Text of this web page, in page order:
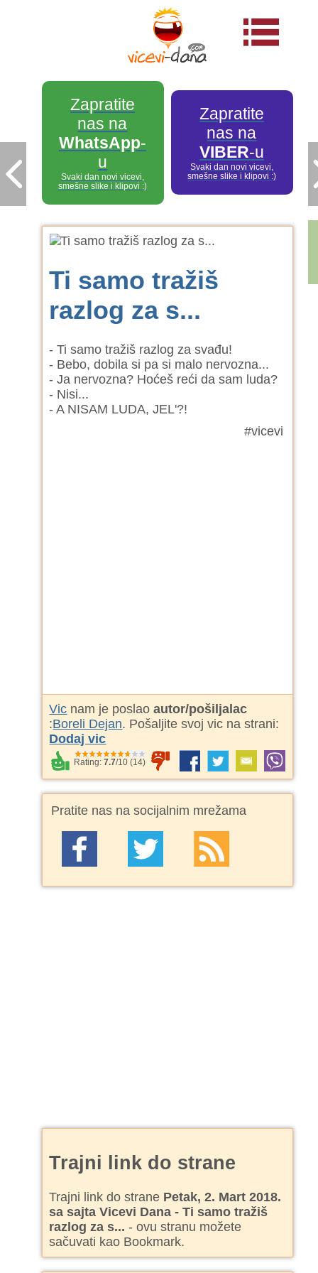
Zapratite
nas na
WhatsApp-
u
Svaki dan novi vicevi,
smešne slike i klipovi :)
Zapratite
nas na
VIBER-u
Svaki dan novi vicevi,
smešne slike i klipovi :)
Ti samo tražiš
razlog za s...
- Ti samo tražiš razlog za svađu!
- Bebo, dobila si pa si malo nervozna...
- Ja nervozna? Hoćeš reći da sam luda?
- Nisi...
- A NISAM LUDA, JEL'?!
#vicevi
Vic nam je poslaoautor/pošiljalac
:Boreli Dejan. Pošaljite svoj vic na strani:
Dodaj vic
Rating:7.7/10 (14)
Pratite nas na socijalnim mrežama
Trajni link do strane
Trajni link do strane Petak, 2. Mart 2018.
sa sajta Vicevi Dana - Ti samo tražiš
razlog za s... - ovu stranu možete
sačuvati kao Bookmark.